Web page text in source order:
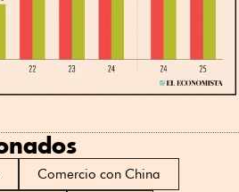
Comercio con China